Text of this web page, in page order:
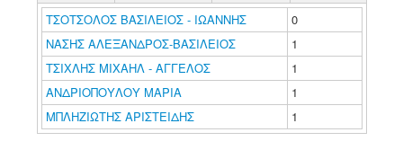
ΤΣΟΤΣΟΛΟΣ ΒΑΣΙΛΕΙΟΣ - ΙΩΑΝΝΗΣ
0
ΝΑΣΗΣ ΑΛΕΞΑΝΔΡΟΣ-ΒΑΣΙΛΕΙΟΣ
1
ΤΣΙΧΛΗΣ ΜΙΧΑΗΛ - ΑΓΓΕΛΟΣ
1
ΑΝΔΡΙΟΠΟΥΛΟΥ ΜΑΡΙΑ
1
ΜΠΛΗΖΙΩΤΗΣ ΑΡΙΣΤΕΙΔΗΣ
1